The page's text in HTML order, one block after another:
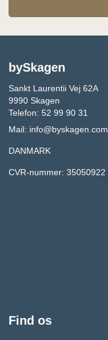
bySkagen
Sankt Laurentii Vej 62A
9990 Skagen
Telefon: 52 99 90 31
Mail: info@byskagen.com
DANMARK
CVR-nummer: 35050922
Find os